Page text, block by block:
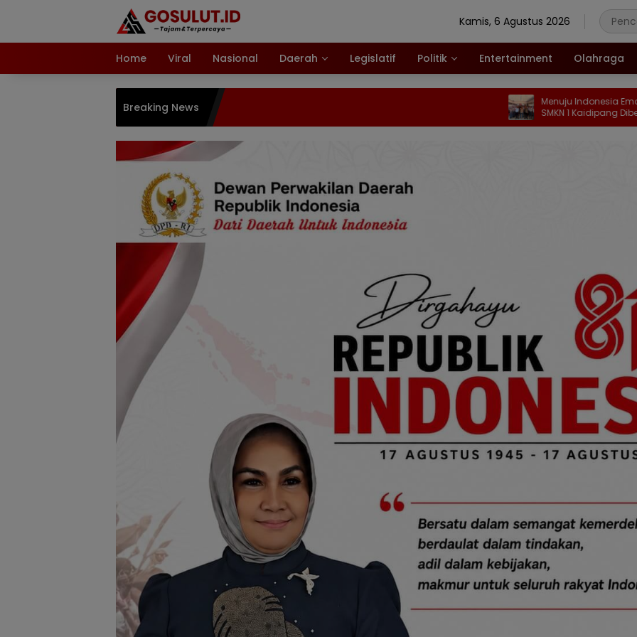
Kamis, 6 Agustus 2026
Home Viral Nasional Daerah Legislatif Politik Entertainment Olahraga
Breaking News
Menuju Indonesia Emas 2045, Pelajar
SMKN 1 Kaidipang Dibekali Anti